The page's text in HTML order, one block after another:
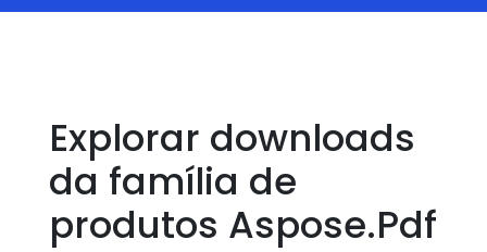
Explorar downloads
da família de
produtos Aspose.Pdf